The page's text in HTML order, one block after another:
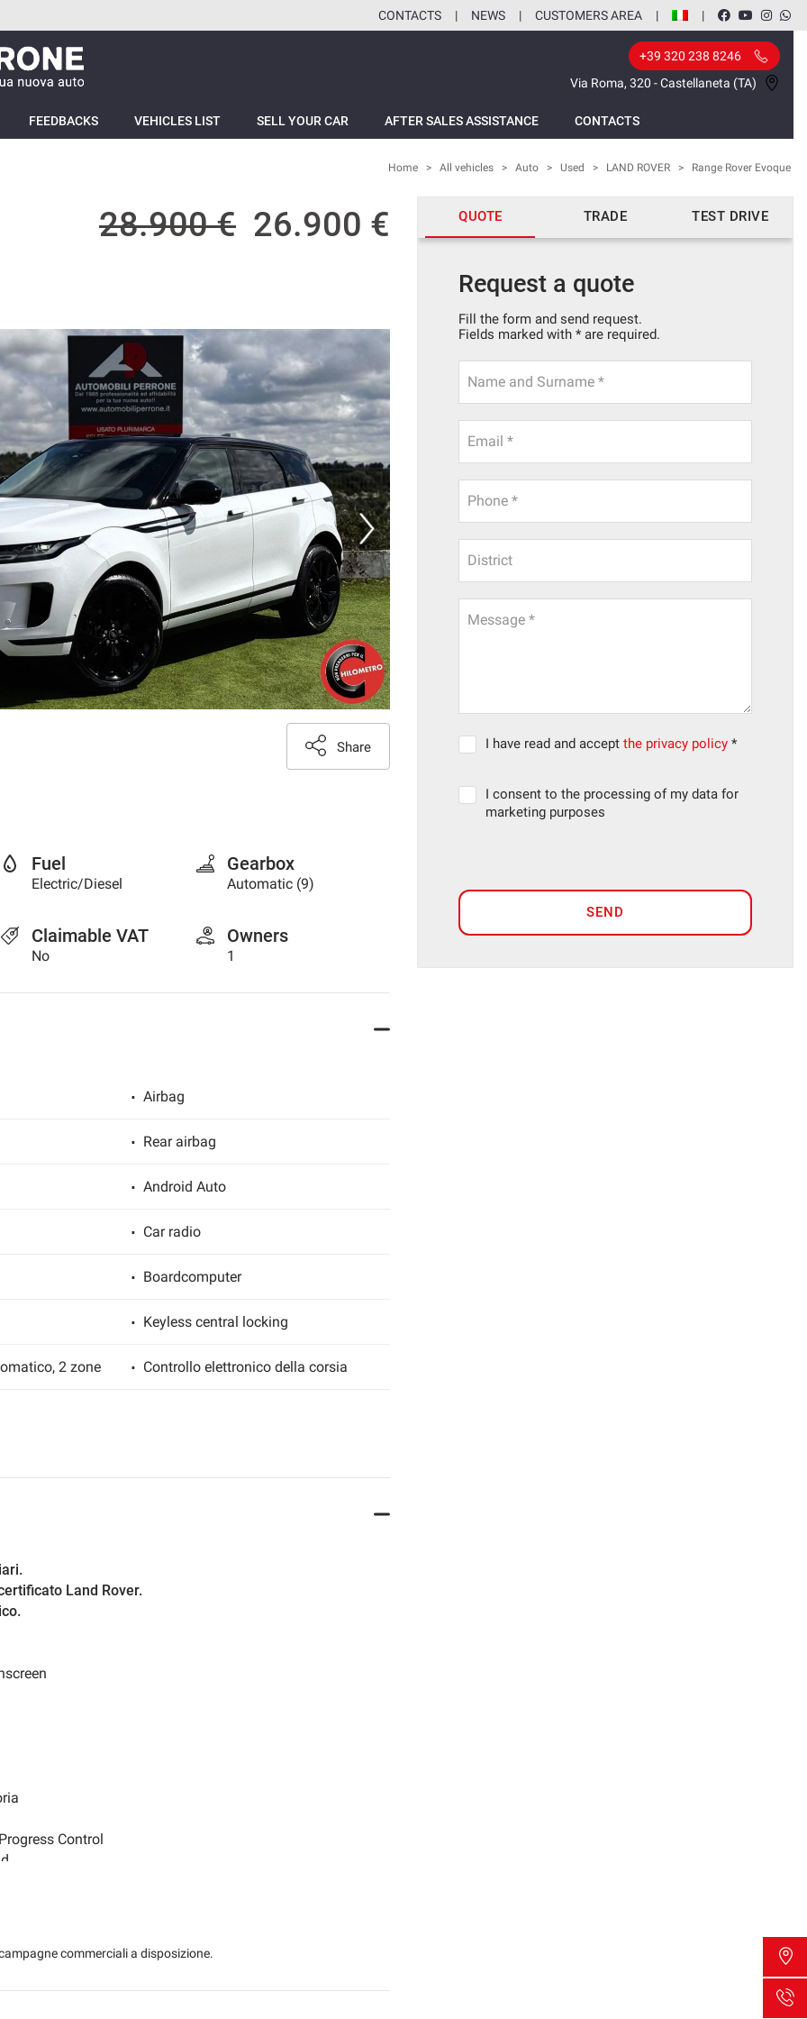
CONTACTS NEWS CUSTOMERS AREA
+39 320 238 8246
Via Roma, 320 - Castellaneta (TA)
FEEDBACKS VEHICLES LIST SELL YOUR CAR AFTER SALES ASSISTANCE CONTACTS
Home > All vehicles > Auto > Used > LAND ROVER > Range Rover Evoque
28.900 € 26.900 €
Share
Fuel
Electric/Diesel
Gearbox
Automatic (9)
Claimable VAT
No
Owners
1
Airbag
Rear airbag
Android Auto
Car radio
Boardcomputer
Keyless central locking
2 zone Controllo elettronico della corsia
automatico
Four-wheel drive
Land Rover.
Control
commerciali a disposizione.
QUOTE TRADE TEST DRIVE
Request a quote
Fill the form and send request.
Fields marked with * are required.
Name and Surname *
Email *
Phone *
District
Message *
I have read and acceptthe privacy policy *
I consent to the processing of my data for
marketing purposes
SEND